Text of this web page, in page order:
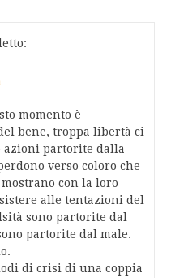
momento è
bene, troppa libertà ci
azioni partorite dalla
verso coloro che
con la loro
alle tentazioni del
sono partorite dal
partorite dal male.
di crisi di una coppia